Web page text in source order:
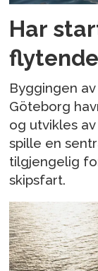
Har
Byggingen
Göteborg
og utvikles
spille en
tilgjengelig
skipsfart.